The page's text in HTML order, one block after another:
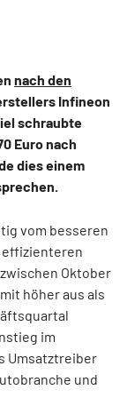
nach den
Infineon
schraubte
Euro nach
dies einem
vom besseren
Oktober
höher aus als
im
Umsatztreiber
und